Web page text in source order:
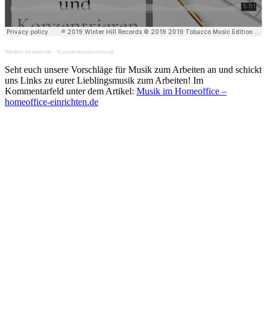
Wellen Akademie · Konzentrationsmusik
Seht euch unsere Vorschläge für Musik zum Arbeiten an und schickt
uns Links zu eurer Lieblingsmusik zum Arbeiten! Im
Kommentarfeld unter dem Artikel: Musik im Homeoffice –
homeoffice-einrichten.de